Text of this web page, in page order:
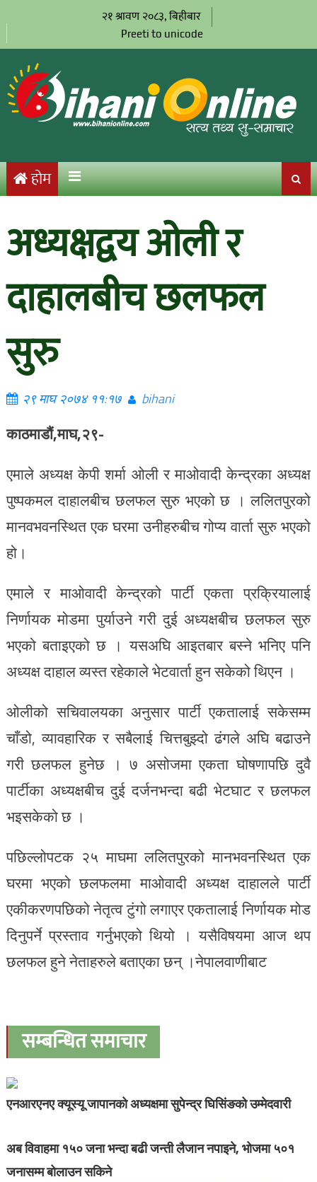
२१ श्रावण २०८३, बिहीबार
Preeti to unicode
होम
अध्यक्षद्वय ओली र
दाहालबीच छलफल
सुरु
२९ माघ २०७४ ११:१७ bihani
काठमाडौं,माघ,२९-
एमाले अध्यक्ष केपी शर्मा ओली र माओवादी केन्द्रका अध्यक्ष
पुष्पकमल दाहालबीच छलफल सुरु भएको छ । ललितपुरको
मानवभवनस्थित एक घरमा उनीहरुबीच गोप्य वार्ता सुरु भएको
हो।
एमाले र माओवादी केन्द्रको पार्टी एकता प्रक्रियालाई
निर्णायक मोडमा पुर्याउने गरी दुई अध्यक्षबीच छलफल सुरु
भएको बताइएको छ । यसअघि आइतबार बस्ने भनिए पनि
अध्यक्ष दाहाल व्यस्त रहेकाले भेटवार्ता हुन सकेको थिएन ।
ओलीको सचिवालयका अनुसार पार्टी एकतालाई सकेसम्म
चाँडो, व्यावहारिक र सबैलाई चित्तबुझ्दो ढंगले अघि बढाउने
गरी छलफल हुनेछ । ७ असोजमा एकता घोषणापछि दुवै
पार्टीका अध्यक्षबीच दुई दर्जनभन्दा बढी भेटघाट र छलफल
भइसकेको छ ।
पछिल्लोपटक २५ माघमा ललितपुरको मानभवनस्थित एक
घरमा भएको छलफलमा माओवादी अध्यक्ष दाहालले पार्टी
एकीकरणपछिको नेतृत्व टुंगो लगाएर एकतालाई निर्णायक मोड
दिनुपर्ने प्रस्ताव गर्नुभएको थियो । यसैविषयमा आज थप
छलफल हुने नेताहरुले बताएका छन् ।नेपालवाणीबाट
सम्बन्धित समाचार
एनआरएनए क्यूस्यू जापानको अध्यक्षमा सुपेन्द्र घिसिंङको उम्मेदवारी
अब विवाहमा १५० जना भन्दा बढी जन्ती लैजान नपाइने, भोजमा ५०१
जनासम्म बोलाउन सकिने